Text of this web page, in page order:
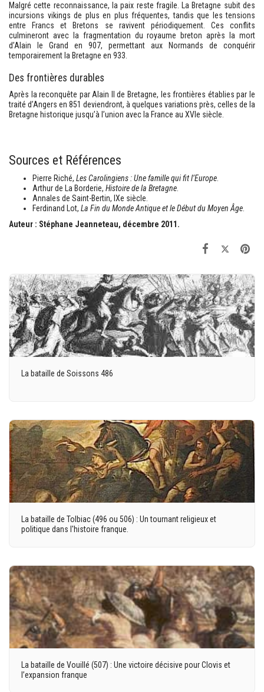
Malgré cette reconnaissance, la paix reste fragile. La Bretagne subit des
incursions vikings de plus en plus fréquentes, tandis que les tensions
entre Francs et Bretons se ravivent périodiquement. Ces conflits
culmineront avec la fragmentation du royaume breton après la mort
d’Alain le Grand en 907, permettant aux Normands de conquérir
temporairement la Bretagne en 933.
Des frontières durables
Après la reconquête par Alain II de Bretagne, les frontières établies par le
traité d’Angers en 851 deviendront, à quelques variations près, celles de la
Bretagne historique jusqu’à l’union avec la France au XVIe siècle.
Sources et Références
Pierre Riché, Les Carolingiens : Une famille qui fit l’Europe.
Arthur de La Borderie, Histoire de la Bretagne.
Annales de Saint-Bertin, IXe siècle.
Ferdinand Lot, La Fin du Monde Antique et le Début du Moyen Âge.
Auteur : Stéphane Jeanneteau, décembre 2011.
La bataille de Soissons 486
La bataille de Tolbiac (496 ou 506) : Un tournant religieux et
politique dans l'histoire franque.
La bataille de Vouillé (507) : Une victoire décisive pour Clovis et
l’expansion franque